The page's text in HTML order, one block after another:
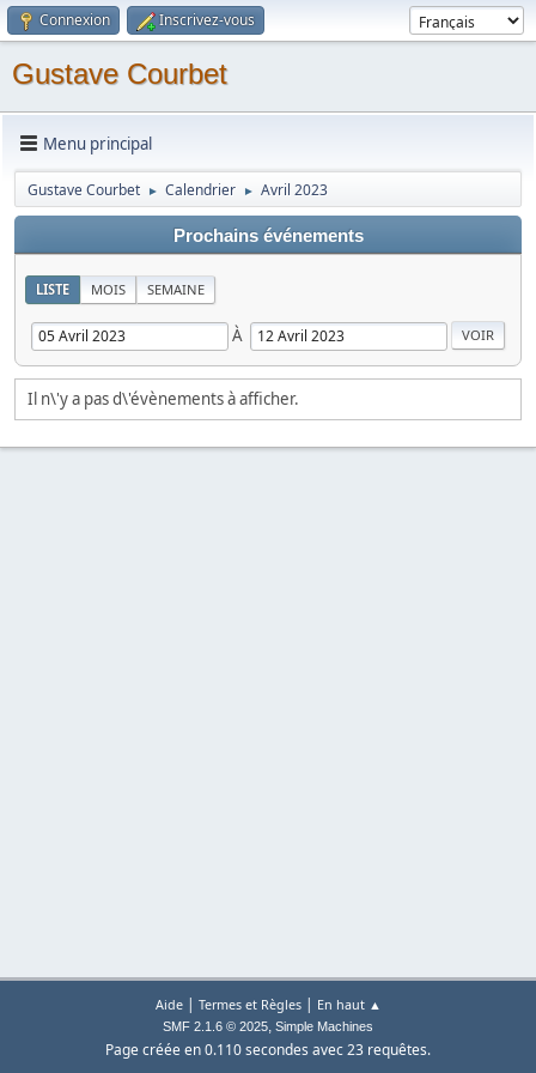
Connexion Inscrivez-vous
Gustave Courbet
Menu principal
Gustave Courbet ► Calendrier ► Avril 2023
Prochains événements
LISTE MOIS SEMAINE
À
Il n\'y a pas d\'évènements à afficher.
Aide| Termes et Règles| En haut ▲
SMF 2.1.6 © 2025, Simple Machines
Page créée en 0.110 secondes avec 23 requêtes.